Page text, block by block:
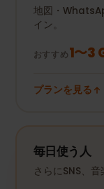
地図・
イン。
おすすめ1〜3
プランを見る
毎日使う人
さらにSNS、